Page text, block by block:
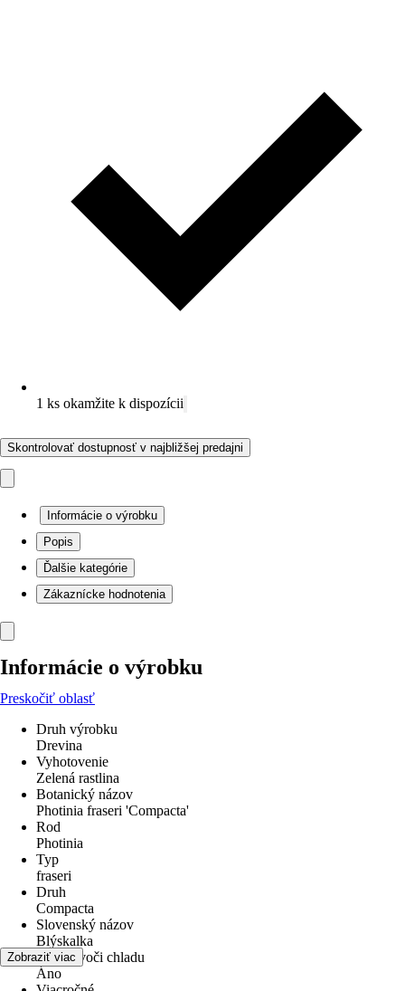
1 ks okamžite k dispozícii
Skontrolovať dostupnosť v najbližšej predajni
Informácie o výrobku
Popis
Ďalšie kategórie
Zákaznícke hodnotenia
Informácie o výrobku
Preskočiť oblasť
Druh výrobku
Drevina
Vyhotovenie
Zelená rastlina
Botanický názov
Photinia fraseri 'Compacta'
Rod
Photinia
Typ
fraseri
Druh
Compacta
Slovenský názov
Blýskalka
odolné voči chladu
Áno
Zobraziť viac